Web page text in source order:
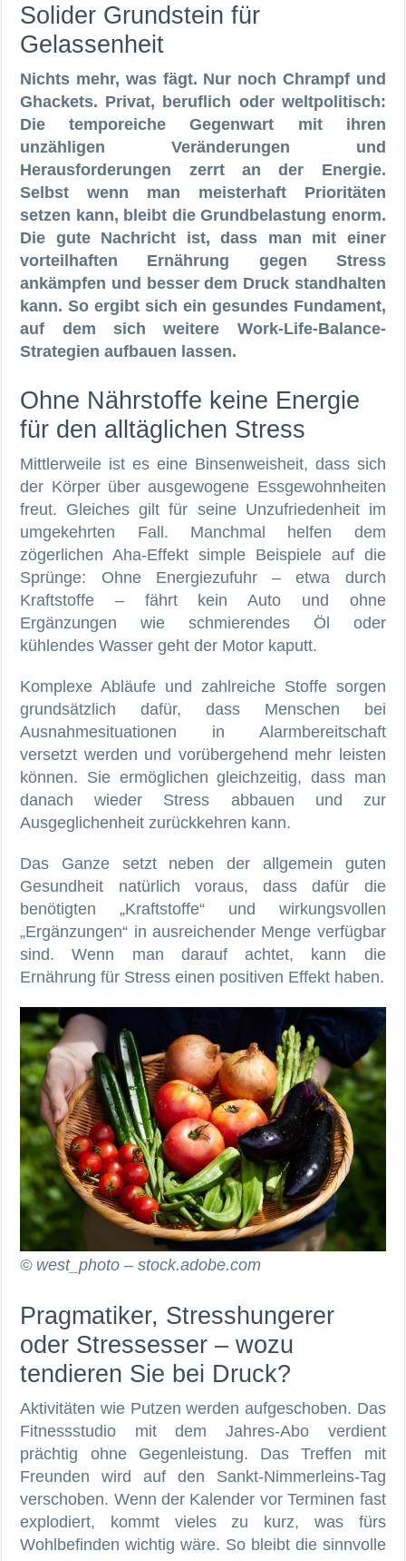
Solider Grundstein für
Gelassenheit
Nichts mehr, was fägt. Nur noch Chrampf und
Ghackets. Privat, beruflich oder weltpolitisch:
Die temporeiche Gegenwart mit ihren
unzähligen Veränderungen und
Herausforderungen zerrt an der Energie.
Selbst wenn man meisterhaft Prioritäten
setzen kann, bleibt die Grundbelastung enorm.
Die gute Nachricht ist, dass man mit einer
vorteilhaften Ernährung gegen Stress
ankämpfen und besser dem Druck standhalten
kann. So ergibt sich ein gesundes Fundament,
auf dem sich weitere Work-Life-Balance-
Strategien aufbauen lassen.
Ohne Nährstoffe keine Energie
für den alltäglichen Stress
Mittlerweile ist es eine Binsenweisheit, dass sich
der Körper über ausgewogene Essgewohnheiten
freut. Gleiches gilt für seine Unzufriedenheit im
umgekehrten Fall. Manchmal helfen dem
zögerlichen Aha-Effekt simple Beispiele auf die
Sprünge: Ohne Energiezufuhr – etwa durch
Kraftstoffe – fährt kein Auto und ohne
Ergänzungen wie schmierendes Öl oder
kühlendes Wasser geht der Motor kaputt.
Komplexe Abläufe und zahlreiche Stoffe sorgen
grundsätzlich dafür, dass Menschen bei
Ausnahmesituationen in Alarmbereitschaft
versetzt werden und vorübergehend mehr leisten
können. Sie ermöglichen gleichzeitig, dass man
danach wieder Stress abbauen und zur
Ausgeglichenheit zurückkehren kann.
Das Ganze setzt neben der allgemein guten
Gesundheit natürlich voraus, dass dafür die
benötigten „Kraftstoffe“ und wirkungsvollen
„Ergänzungen“ in ausreichender Menge verfügbar
sind. Wenn man darauf achtet, kann die
Ernährung für Stress einen positiven Effekt haben.
© west_photo – stock.adobe.com
Pragmatiker, Stresshungerer
oder Stressesser – wozu
tendieren Sie bei Druck?
Aktivitäten wie Putzen werden aufgeschoben. Das
Fitnessstudio mit dem Jahres-Abo verdient
prächtig ohne Gegenleistung. Das Treffen mit
Freunden wird auf den Sankt-Nimmerleins-Tag
verschoben. Wenn der Kalender vor Terminen fast
explodiert, kommt vieles zu kurz, was fürs
Wohlbefinden wichtig wäre. So bleibt die sinnvolle